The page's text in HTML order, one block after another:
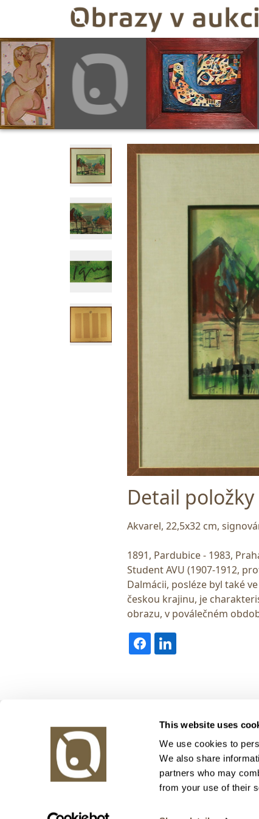
This website uses
We use cookies to
We also share
partners who may
from your use of their
Detail položky
Akvarel, 22,5x32 cm,
1891, Pardubice - 1983,
Student AVU (1907-1912,
Dalmácii, posléze byl také
českou krajinu, je
obrazu, v poválečném
Korunní 972/75
130 00 Praha 3
tel.: +420 800 10 10 10, +420 737 196 183
E-mail: info@obrazyvaukci.cz